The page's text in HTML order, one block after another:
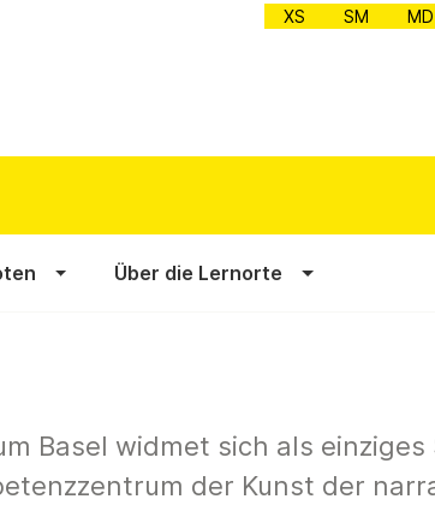
XS SM MD
Über die Lernorte
Basel widmet sich als einziges
der Kunst der